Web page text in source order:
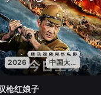
2026 中国大陆
枪红娘子